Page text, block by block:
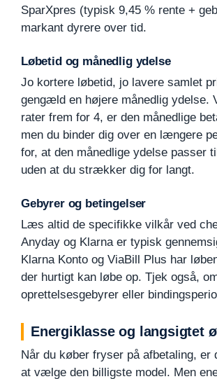
SparXpres (typisk 9,45 % rente +
markant dyrere over tid.
Løbetid og månedlig ydelse
Jo kortere løbetid, jo lavere samlet
gengæld en højere månedlig ydelse.
rater frem for 4, er den månedlige
men du binder dig over en længere
for, at den månedlige ydelse passer
uden at du strækker dig for langt.
Gebyrer og betingelser
Læs altid de specifikke vilkår ved
Anyday og Klarna er typisk
Klarna Konto og ViaBill Plus har
der hurtigt kan løbe op. Tjek også,
oprettelsesgebyrer eller
Energiklasse og langsigtet
Når du køber fryser på afbetaling, er
at vælge den billigste model. Men